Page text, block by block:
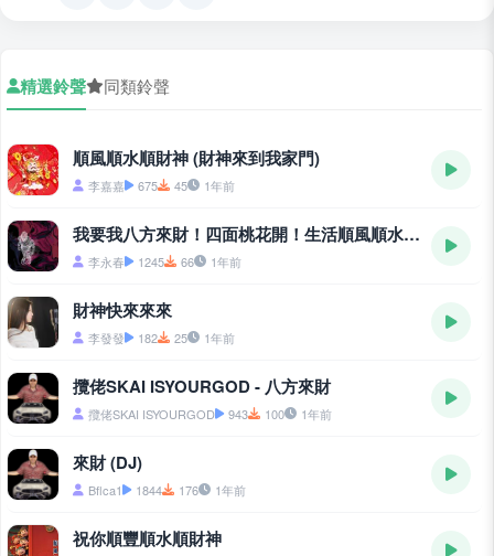
精選鈴聲 同類鈴聲
順風順水順財神 (財神來到我家門)
李嘉嘉 675 45 1年前
我要我八方來財！四面桃花開！生活順風順水！好運永遠都在
李永春 1245 66 1年前
財神快來來來
李發發 182 25 1年前
攬佬SKAI ISYOURGOD - 八方來財
攬佬SKAI ISYOURGOD 943 100 1年前
來財 (DJ)
Bflca1 1844 176 1年前
祝你順豐順水順財神